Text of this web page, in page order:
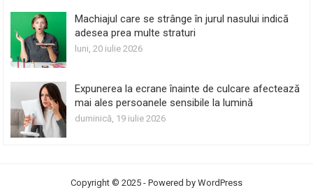
Machiajul care se strânge în jurul nasului indică
adesea prea multe straturi
luni, 20 iulie 2026
Expunerea la ecrane înainte de culcare afectează
mai ales persoanele sensibile la lumină
duminică, 19 iulie 2026
Copyright © 2025 - Powered by WordPress